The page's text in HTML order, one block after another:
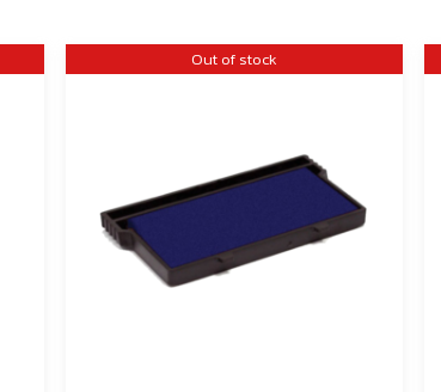
Out of stock